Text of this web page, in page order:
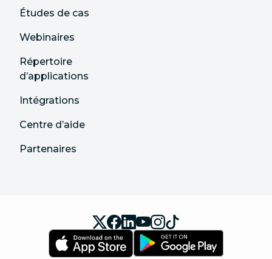
Études de cas
Webinaires
Répertoire
d’applications
Intégrations
Centre d’aide
Partenaires